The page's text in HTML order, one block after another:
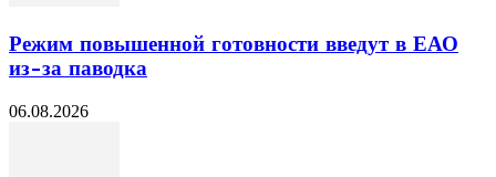
Режим повышенной готовности введут в ЕАО
из-за паводка
06.08.2026